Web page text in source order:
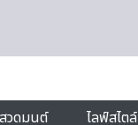
วดมนต์ ไลฟ์สไตล์